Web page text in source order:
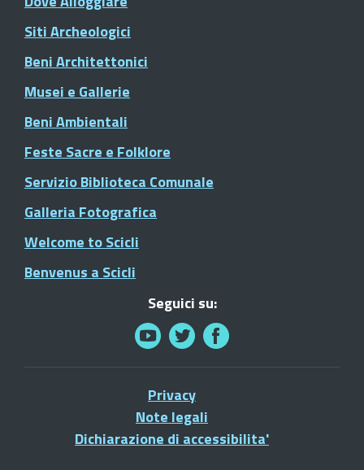
Siti Archeologici
Beni Architettonici
Musei e Gallerie
Beni Ambientali
Feste Sacre e Folklore
Servizio Biblioteca Comunale
Galleria Fotografica
Welcome to Scicli
Benvenus a Scicli
Seguici su:
Privacy
Note legali
Dichiarazione di accessibilita'